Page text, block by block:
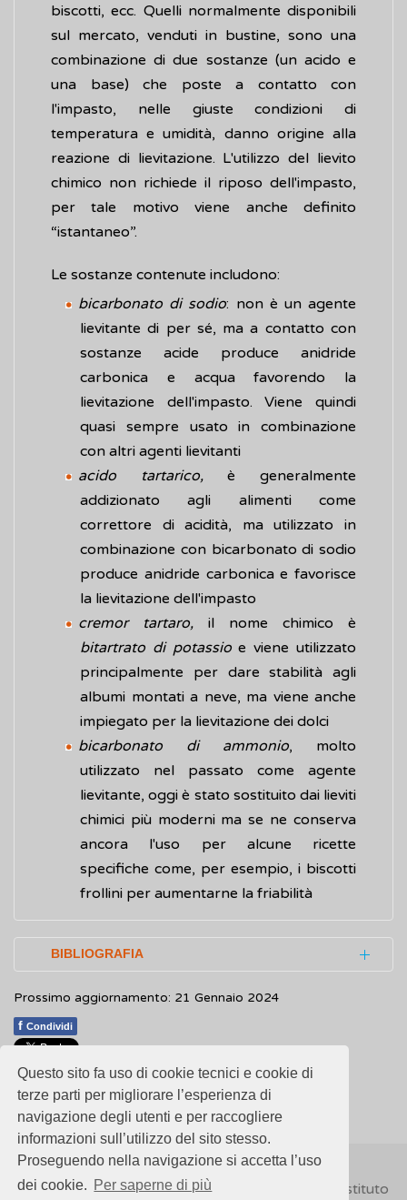
Questo sito fa uso di cookie tecnici e cookie di
terze parti per migliorare l’esperienza di
navigazione degli utenti e per raccogliere
informazioni sull’utilizzo del sito stesso.
Proseguendo nella navigazione si accetta l’uso
dei cookie. Per saperne di più
biscotti, ecc. Quelli normalmente disponibili
sul mercato, venduti in bustine, sono una
combinazione di due sostanze (un acido e
una base) che poste a contatto con
l'impasto, nelle giuste condizioni di
temperatura e umidità, danno origine alla
reazione di lievitazione. L'utilizzo del lievito
chimico non richiede il riposo dell'impasto,
per tale motivo viene anche definito
“istantaneo”.
Le sostanze contenute includono:
bicarbonato di sodio: non è un agente
lievitante di per sé, ma a contatto con
sostanze acide produce anidride
carbonica e acqua favorendo la
lievitazione dell'impasto. Viene quindi
quasi sempre usato in combinazione
con altri agenti lievitanti
acido tartarico,è generalmente
addizionato agli alimenti come
correttore di acidità, ma utilizzato in
combinazione con bicarbonato di sodio
produce anidride carbonica e favorisce
la lievitazione dell'impasto
cremor tartaro, il nome chimico è
bitartrato di potassioe viene utilizzato
principalmente per dare stabilità agli
albumi montati a neve, ma viene anche
impiegato per la lievitazione dei dolci
bicarbonato di ammonio, molto
utilizzato nel passato come agente
lievitante, oggi è stato sostituito dai lieviti
chimici più moderni ma se ne conserva
ancora l'uso per alcune ricette
specifiche come, per esempio, i biscotti
frollini per aumentarne la friabilità
BIBLIOGRAFIA
Sicard D, Legras JL.Bread, Beer and Wine:
Yeast Domestication in the Saccharomyces
Sensu Stricto.Comptes Rendus Biologies
2011 Mar; 334(3): 229-36
Dashko S, Zhou N, Compagno C, Piškur J.
Why, when, and how did yeast evolve
alcoholic fermentation?
FEMS Yeast
Research. 2014 Sep; 14(6): 826–832
Prossimo aggiornamento: 21 Gennaio 2024
f Condividi
1 1 1 1 1 Rating 1.00 (4 Votes)
© 2018ISSalute - Sito sviluppato e gestito dall’Istituto